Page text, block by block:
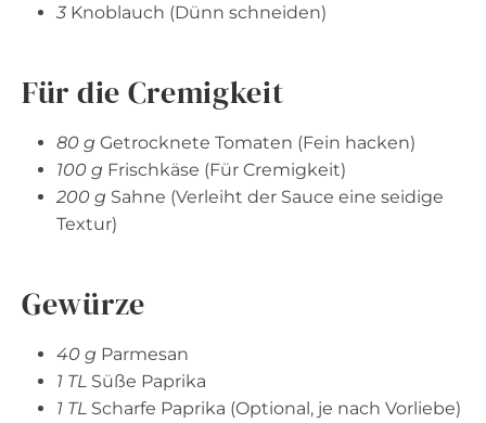
3 Knoblauch (Dünn schneiden)
Für die Cremigkeit
80 g Getrocknete Tomaten (Fein hacken)
100 g Frischkäse (Für Cremigkeit)
200 g Sahne (Verleiht der Sauce eine seidige
Textur)
Gewürze
40 g Parmesan
1 TL Süße Paprika
1 TL Scharfe Paprika (Optional, je nach Vorliebe)